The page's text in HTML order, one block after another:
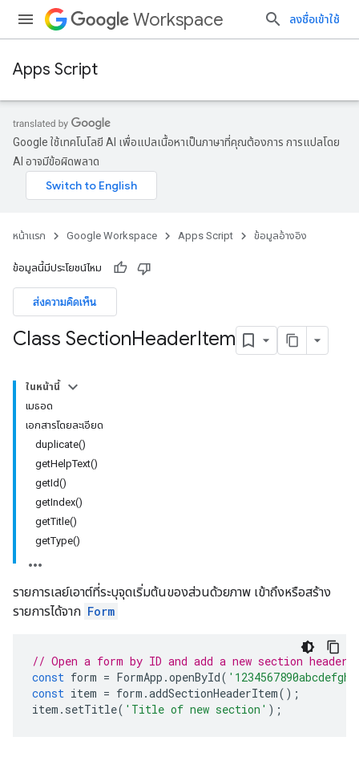
Workspace ลงชื่อเข้าใช้
Apps Script
Google ใช้เทคโนโลยี AI เพื่อแปลเนื้อหาเป็นภาษาที่คุณต้องการ การแปลโดย
AI อาจมีข้อผิดพลาด
หน้าแรก Google Workspace Apps Script ข้อมูลอ้างอิง
ข้อมูลนี้มีประโยชน์ไหม
ส่งความคิดเห็น
Class SectionHeaderItem
ในหน้านี้
เมธอด
เอกสารโดยละเอียด
duplicate()
getHelpText()
getId()
getIndex()
getTitle()
getType()
รายการเลย์เอาต์ที่ระบุจุดเริ่มต้นของส่วนด้วยภาพ เข้าถึงหรือสร้าง
รายการได้จาก Form
// Open a form by ID and add a new section header.
const form = FormApp .openById(
const item = form .addSectionHeaderItem();
item . setTitle( 'Title of new section' );